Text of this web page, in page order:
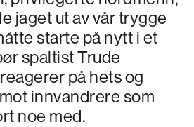
jaget ut av vår trygge
starte på nytt i et
spaltist Trude
på hets og
innvandrere som
noe med.